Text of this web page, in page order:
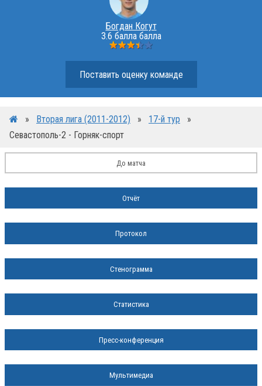
Богдан Когут
3.6 балла балла
Поставить оценку команде
» Вторая лига (2011-2012) » 17-й тур
»
Севастополь-2 - Горняк-спорт
До матча
Отчёт
Протокол
Стенограмма
Статистика
Пресс-конференция
Мультимедиа